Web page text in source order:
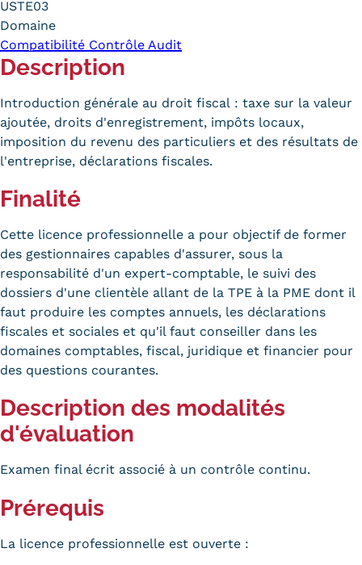
BFC
Quoi de neuf au Cnam BFC?
Actualités
Contact
Contacts services
Formulaire de contact
Formations
OFFRE EN BFC
suites de parcours
USTE03
Domaine
Compatibilité Contrôle Audit
Description
Introduction générale au droit fiscal : taxe sur la valeur
ajoutée, droits d'enregistrement, impôts locaux,
imposition du revenu des particuliers et des résultats de
l'entreprise, déclarations fiscales.
Finalité
Cette licence professionnelle a pour objectif de former
des gestionnaires capables d'assurer, sous la
responsabilité d'un expert-comptable, le suivi des
dossiers d'une clientèle allant de la TPE à la PME dont il
faut produire les comptes annuels, les déclarations
fiscales et sociales et qu'il faut conseiller dans les
domaines comptables, fiscal, juridique et financier pour
des questions courantes.
Description des modalités
d'évaluation
Examen final écrit associé à un contrôle continu.
Prérequis
La licence professionnelle est ouverte :